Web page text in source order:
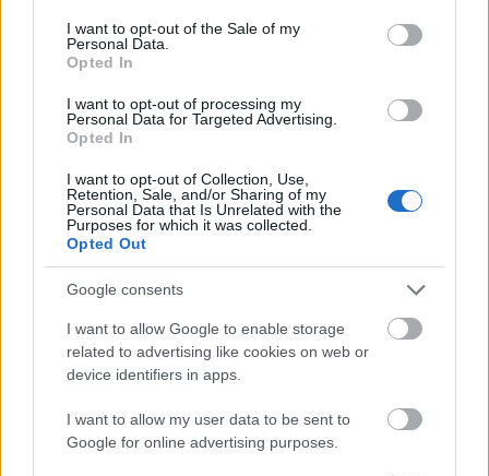
consent section.
I want to opt-out of the Sale of my
Personal Data.
Opted In
I want to opt-out of processing my
Personal Data for Targeted Advertising.
Opted In
I want to opt-out of Collection, Use,
Retention, Sale, and/or Sharing of my
Personal Data that Is Unrelated with the
Purposes for which it was collected.
Opted Out
Google consents
I want to allow Google to enable storage
related to advertising like cookies on web or
device identifiers in apps.
I want to allow my user data to be sent to
Google for online advertising purposes.
Naponta tíz perc
és közelebb kerülhetsz az álmaidhoz -
így vezess pénzügyi naplót
tudjon vonni a financiális életbe, hogy igenis női